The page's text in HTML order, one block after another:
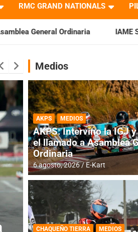
RMC GRAND NATIONALS
IAME SERIES ARGENTINA:
DESTACADA INFORME CENTRAL
RMC BUENOS
Medios
AKPS MEDIOS
AKPS: Intervino la IGJ
el llamado a Asamblea
Ordinaria
6 agosto, 2026 E-Kart
CHAQUEÑO TIERRA MEDIOS